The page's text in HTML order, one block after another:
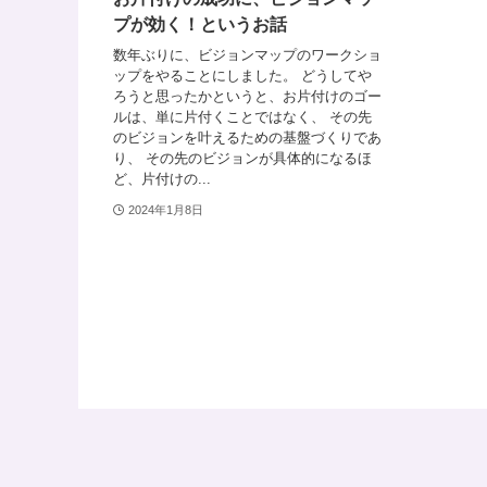
プが効く！というお話
数年ぶりに、ビジョンマップのワークショ
ップをやることにしました。 どうしてや
ろうと思ったかというと、お片付けのゴー
ルは、単に片付くことではなく、 その先
のビジョンを叶えるための基盤づくりであ
り、 その先のビジョンが具体的になるほ
ど、片付けの...
2024年1月8日